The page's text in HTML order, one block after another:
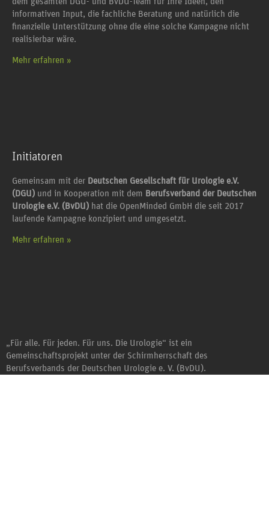
informativen Input, die fachliche Beratung und natürlich die
finanzielle Unterstützung ohne die eine solche Kampagne nicht
realisierbar wäre.
Mehr erfahren »
Initiatoren
Gemeinsam mit der Deutschen Gesellschaft für Urologie e.V.
(DGU) und in Kooperation mit dem Berufsverband der Deutschen
Urologie e.V. (BvDU) hat die OpenMinded GmbH die seit 2017
laufende Kampagne konzipiert und umgesetzt.
Mehr erfahren »
„Für alle. Für jeden. Für uns. Die Urologie“ ist ein
Gemeinschaftsprojekt unter der Schirmherrschaft des
Berufsverbands der Deutschen Urologie e. V. (BvDU).